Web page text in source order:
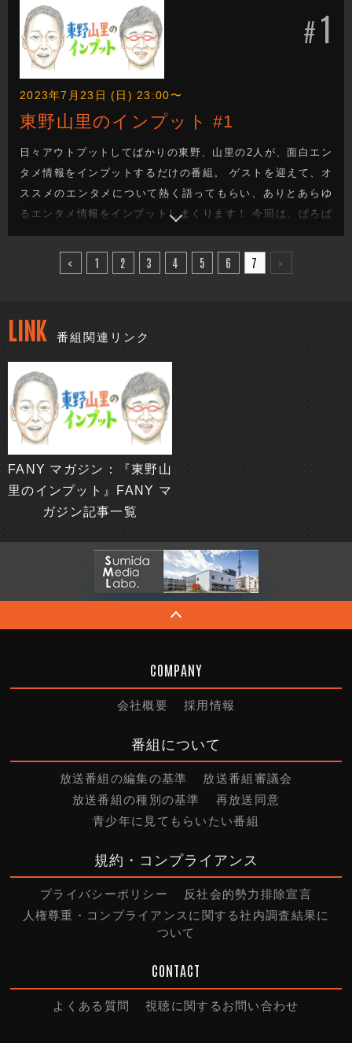
名落語家さんにまつわるエピソードに、東野、山里の二人も
唸りまくりです。
#1
2023年7月23日 (日) 23:00〜
東野山里のインプット #1
日々アウトプットしてばかりの東野、山里の2人が、面白エン
タメ情報をインプットするだけの番組。 ゲストを迎えて、オ
ススメのエンタメについて熱く語ってもらい、ありとあらゆ
るエンタメ情報をインプットしまくります！ 今回は、ぱろぱ
ろ・わだあきやが、LINE漫画の喧嘩独学をプレゼンする。 わ
だの醸し出す独特な雰囲気に困惑気味の東野と山里。 無事、
インプットできるのか！？
< 1 2 3 4 5 6 7 >
LINK 番組関連リンク
FANY マガジン：『東野山
里のインプット』FANY マ
ガジン記事一覧
COMPANY
会社概要 採用情報
番組について
放送番組の編集の基準
放送番組審議会
放送番組の種別の基準
再放送同意
青少年に見てもらいたい番組
規約・コンプライアンス
プライバシーポリシー
反社会的勢力排除宣言
人権尊重・コンプライアンスに関する社内調査結果に
ついて
CONTACT
よくある質問 視聴に関するお問い合わせ